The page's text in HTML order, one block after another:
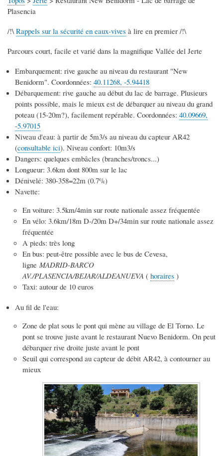
Plasencia
/!\Rappels sur la sécurité en eaux-vives à lire en premier /!\
Parcours court, facile et varié dans la magnifique Vallée del Jerte
Embarquement: rive gauche au niveau du restaurant "New
Benidorm". Coordonnées: 40.11268, -5.94418
Débarquement: rive gauche au début du lac de barrage. Plusieurs
points possible, mais le mieux est de débarquer au niveau du grand
poteau (15-20m?), facilement repérable. Coordonnées: 40.09669,
-5.97015
Niveau d'eau: à partir de 5m3/s au niveau du capteur AR42
(consultable ici). Niveau confort: 10m3/s
Dangers: quelques embâcles (branches/troncs...)
Longueur: 3.6km dont 800m sur le lac
Dénivelé: 380-358=22m (0.7%)
Navette:
En voiture: 3.5km/4min sur route nationale assez fréquentée
En vélo: 3.6km/18m D-/20m D+/34min sur route nationale assez
fréquentée
A pieds: très long
En bus: peut-être possible avec le bus de Cevesa,
ligne MADRID-BARCO
AV./PLASENCIA/BEJAR/ALDEANUEVA ( horaires )
Taxi: autour de 10 euros
Au fil de l'eau:
Zone de plat sous le pont qui mène au village de El Torno. Le
pont se trouve juste avant le restaurant Nuevo Benidorm. On peut
débarquer rive droite juste avant le pont
Seuil qui correspond au capteur de débit AR42, à contourner au
mieux